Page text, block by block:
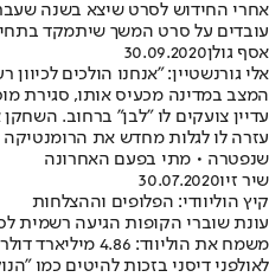
אחרי החידוש לסרט שיצא בשנה
עובדים על סרט המשך שיתמקד
אסף גולן30.09.2020
אלי גורנשטיין: "אנחנו הולכים לכיוון
המצב במדינה מכעיס אותו, סגירת
עדיין צועקים לו "לבן" ברחוב.
עזרה לו לגלות מחדש את
שנפטרה • מתי בפעם האחרונה
שיר זיו30.07.2020
קיץ הוליוודי: הפלופים וההצלחות
עונת שוברי הקופות הגיעה רשמית
לאולפני דיסני בזכות להיטים כמו